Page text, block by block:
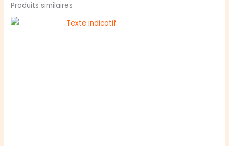
Produits similaires